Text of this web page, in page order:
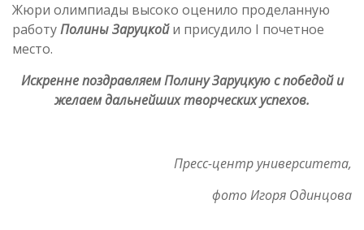
Жюри олимпиады высоко оценило проделанную
работуПолины Заруцкойи присудило I почетное
место.
Искренне поздравляем Полину Заруцкую с победой и
желаем дальнейших творческих успехов.
Пресс-центр университета,
фото Игоря Одинцова